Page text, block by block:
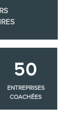
50
ENTREPRISES
COACHÉES